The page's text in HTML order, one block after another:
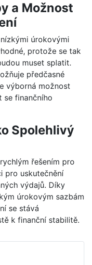
a Možnost
úrokovými
protože se tak
muset splatit.
předčasné
výborná možnost
finančního
Spolehlivý
řešením pro
pro uskutečnění
výdajů. Díky
úrokovým sazbám
se stává
k finanční stabilitě.